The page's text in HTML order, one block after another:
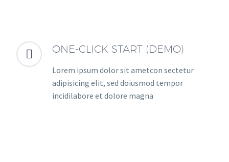

 ONE-CLICK START (DEMO)
Lorem ipsum dolor sit ametcon sectetur
adipisicing elit, sed doiusmod tempor
incidilabore et dolore magna